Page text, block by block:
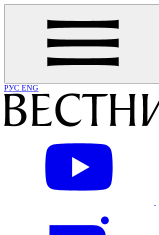
РУС ENG